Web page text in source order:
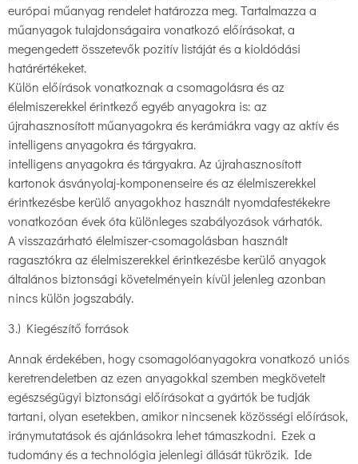
európai műanyag rendelet határozza meg. Tartalmazza a
műanyagok tulajdonságaira vonatkozó előírásokat, a
megengedett összetevők pozitív listáját és a kioldódási
határértékeket.
Külön előírások vonatkoznak a csomagolásra és az
élelmiszerekkel érintkező egyéb anyagokra is: az
újrahasznosított műanyagokra és kerámiákra vagy az aktív és
intelligens anyagokra és tárgyakra.
intelligens anyagokra és tárgyakra. Az újrahasznosított
kartonok ásványolaj-komponenseire és az élelmiszerekkel
érintkezésbe kerülő anyagokhoz használt nyomdafestékekre
vonatkozóan évek óta különleges szabályozások várhatók.
A visszazárható élelmiszer-csomagolásban használt
ragasztókra az élelmiszerekkel érintkezésbe kerülő anyagok
általános biztonsági követelményein kívül jelenleg azonban
nincs külön jogszabály.
3.) Kiegészítő források
Annak érdekében, hogy csomagolóanyagokra vonatkozó uniós
keretrendeletben az ezen anyagokkal szemben megkövetelt
egészségügyi biztonsági előírásokat a gyártók be tudják
tartani, olyan esetekben, amikor nincsenek közösségi előírások,
iránymutatások és ajánlásokra lehet támaszkodni. Ezek a
tudomány és a technológia jelenlegi állását tükrözik. Ide